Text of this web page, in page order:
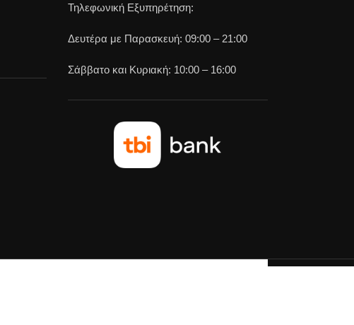
Τηλεφωνική Εξυπηρέτηση:
Δευτέρα με Παρασκευή: 09:00 – 21:00
Σάββατο και Κυριακή: 10:00 – 16:00